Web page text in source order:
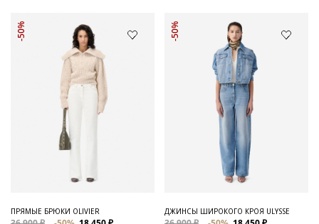
-50%
ПРЯМЫЕ БРЮКИ OLIVIER
-50%
ДЖИНСЫ ШИРОКОГО КРОЯ ULYSSE